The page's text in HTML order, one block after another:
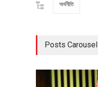
অর্থনীতি
Posts Carousel